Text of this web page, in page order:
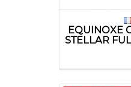
EQUINOXE
STELLAR